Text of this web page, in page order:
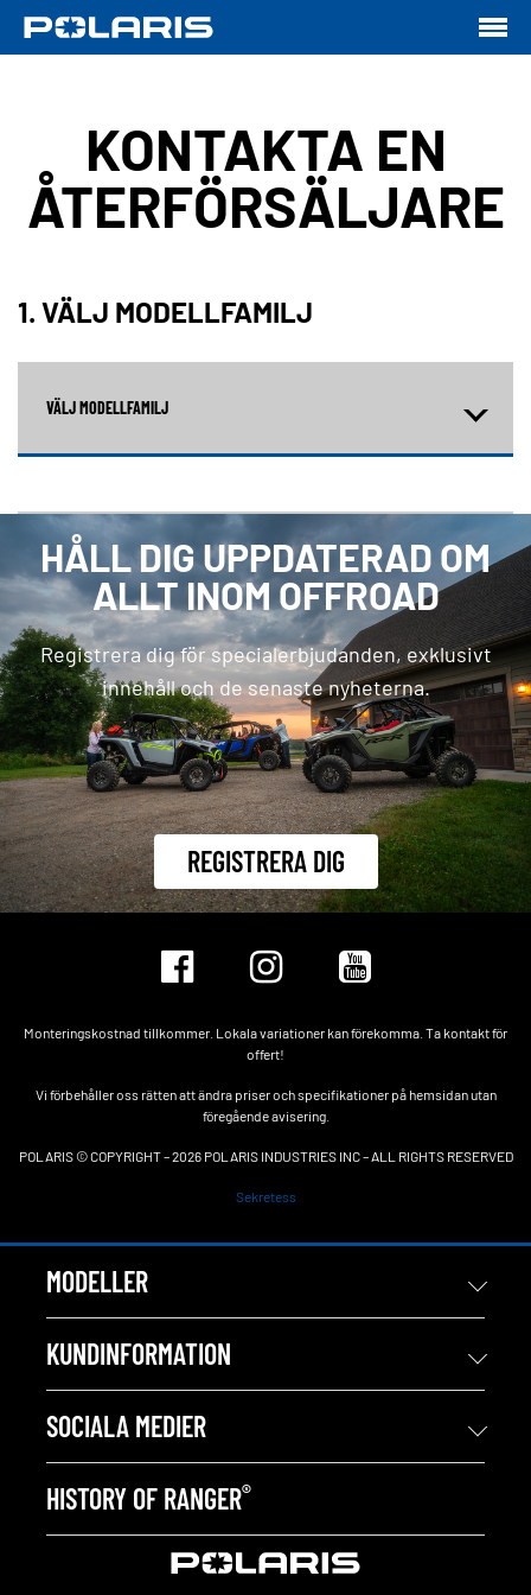
KONTAKTA EN
ÅTERFÖRSÄLJARE
1. VÄLJ MODELLFAMILJ
VÄLJ MODELLFAMILJ
HÅLL DIG UPPDATERAD OM
ALLT INOM OFFROAD
Registrera dig för specialerbjudanden, exklusivt
innehåll och de senaste nyheterna.
REGISTRERA DIG
Monteringskostnad tillkommer. Lokala variationer kan förekomma. Ta kontakt för
offert!
Vi förbehåller oss rätten att ändra priser och specifikationer på hemsidan utan
föregående avisering.
POLARIS © COPYRIGHT – 2026 POLARIS INDUSTRIES INC – ALL RIGHTS RESERVED
Sekretess
MODELLER
KUNDINFORMATION
SOCIALA MEDIER
HISTORY OF RANGER®